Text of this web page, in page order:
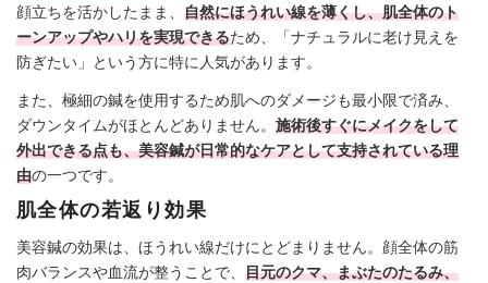
顔立ちを活かしたまま、 自然にほうれい線を薄くし、肌全体のト
ーンアップやハリを実現できるため、「ナチュラルに老け見えを
防ぎたい」という方に特に人気があります。
また、極細の鍼を使用するため肌へのダメージも最小限で済み、
ダウンタイムがほとんどありません。 施術後すぐにメイクをして
外出できる点も、美容鍼が日常的なケアとして支持されている理
由の一つです。
肌全体の若返り効果
美容鍼の効果は、ほうれい線だけにとどまりません。顔全体の筋
肉バランスや血流が整うことで、 目元のクマ、まぶたのたるみ、